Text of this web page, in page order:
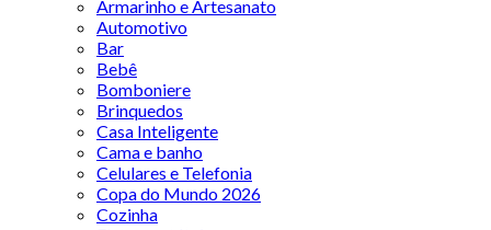
Armarinho e Artesanato
Automotivo
Bar
Bebê
Bomboniere
Brinquedos
Casa Inteligente
Cama e banho
Celulares e Telefonia
Copa do Mundo 2026
Cozinha